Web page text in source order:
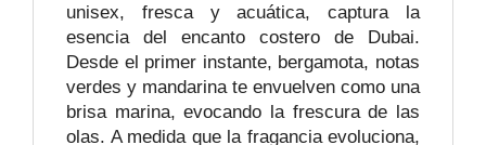
unisex, fresca y acuática, captura la
esencia del encanto costero de Dubai.
Desde el primer instante, bergamota, notas
verdes y mandarina te envuelven como una
brisa marina, evocando la frescura de las
olas. A medida que la fragancia evoluciona,